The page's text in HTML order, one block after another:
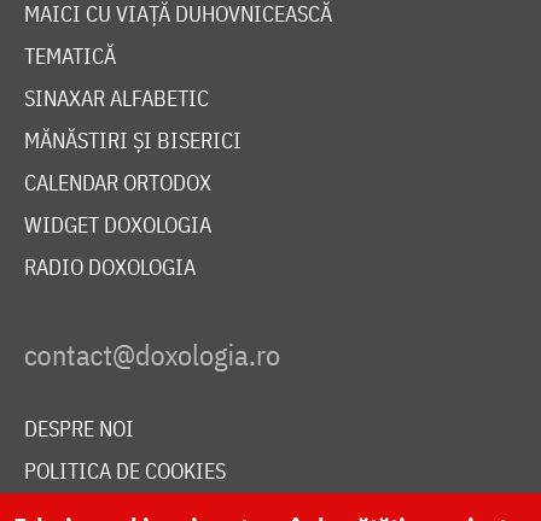
MAICI CU VIAȚĂ DUHOVNICEASCĂ
TEMATICĂ
SINAXAR ALFABETIC
MĂNĂSTIRI ȘI BISERICI
CALENDAR ORTODOX
WIDGET DOXOLOGIA
RADIO DOXOLOGIA
DESPRE NOI
POLITICA DE COOKIES
DONEAZĂ ONLINE PENTRU CATEDRALA NAȚIONALĂ